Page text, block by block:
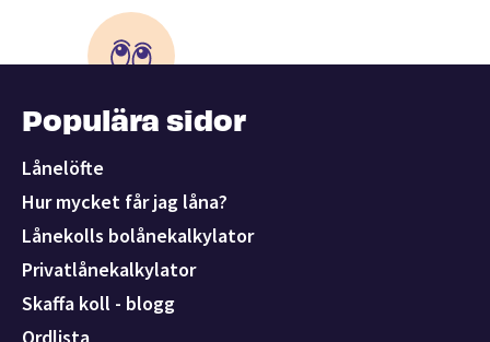
Populära sidor
Lånelöfte
Hur mycket får jag låna?
Lånekolls bolånekalkylator
Privatlånekalkylator
Skaffa koll - blogg